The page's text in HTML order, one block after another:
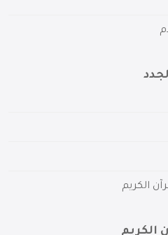
الكريم
الكريم